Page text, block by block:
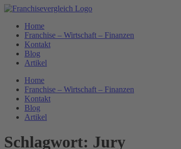
Zum
springenHome
Franchise – Wirtschaft – Finanzen
Kontakt
Blog
Artikel
Home
Franchise – Wirtschaft – Finanzen
Kontakt
Blog
Artikel
Schlagwort: Jury